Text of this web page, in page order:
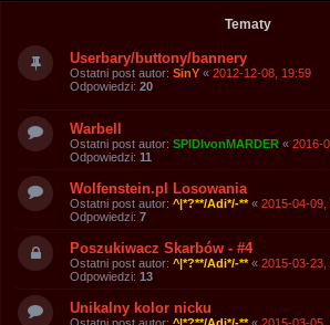
Tematy
Userbary/buttony/bannery
Ostatni post autor: SinY « 2012-12-08, 19:59
Odpowiedzi: 20
Warbell
Ostatni post autor: SPIDIvonMARDER « 2016-
Odpowiedzi: 11
Wolfenstein.pl Losowania
Ostatni post autor: ^|*?**/Adi*/-** « 2015-04-09,
Odpowiedzi: 7
Poszukiwacz Skarbów - #4
Ostatni post autor: ^|*?**/Adi*/-** « 2015-03-23,
Odpowiedzi: 13
Unikalny kolor nicku